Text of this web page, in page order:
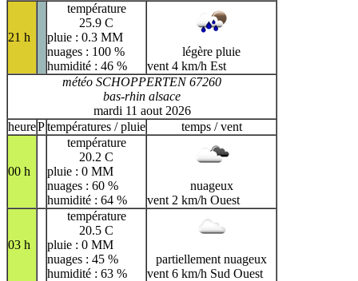
21 h
température
25.9 C
pluie : 0.3 MM
nuages : 100 %
humidité : 46 %
légère pluie
vent 4 km/h Est
météo SCHOPPERTEN 67260
bas-rhin alsace
mardi 11 aout 2026
heurePtempératures / pluie temps / vent
00 h
température
20.2 C
pluie : 0 MM
nuages : 60 %
humidité : 64 %
nuageux
vent 2 km/h Ouest
03 h
température
20.5 C
pluie : 0 MM
nuages : 45 %
humidité : 63 %
partiellement nuageux
vent 6 km/h Sud Ouest